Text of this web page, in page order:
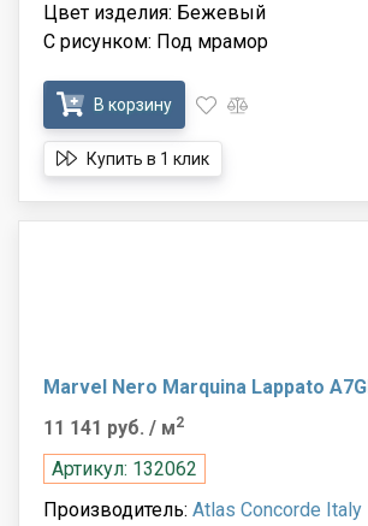
Цвет изделия: Бежевый
С рисунком: Под мрамор
В корзину
Купить в 1 клик
Marvel Nero Marquina Lappato A7GI
11 141 руб. / м2
Артикул: 132062
Производитель: Atlas Concorde Italy